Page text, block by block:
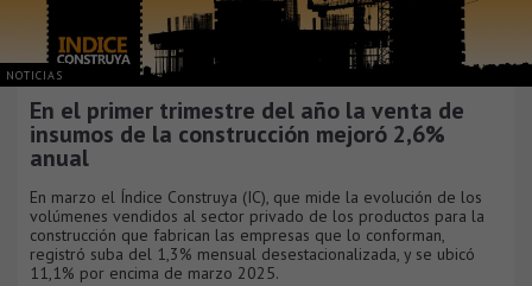
NOTICIAS
En el primer trimestre del año la venta de
insumos de la construcción mejoró 2,6%
anual
En marzo el Índice Construya (IC), que mide la evolución de los
volúmenes vendidos al sector privado de los productos para la
construcción que fabrican las empresas que lo conforman,
registró suba del 1,3% mensual desestacionalizada, y se ubicó
11,1% por encima de marzo 2025.